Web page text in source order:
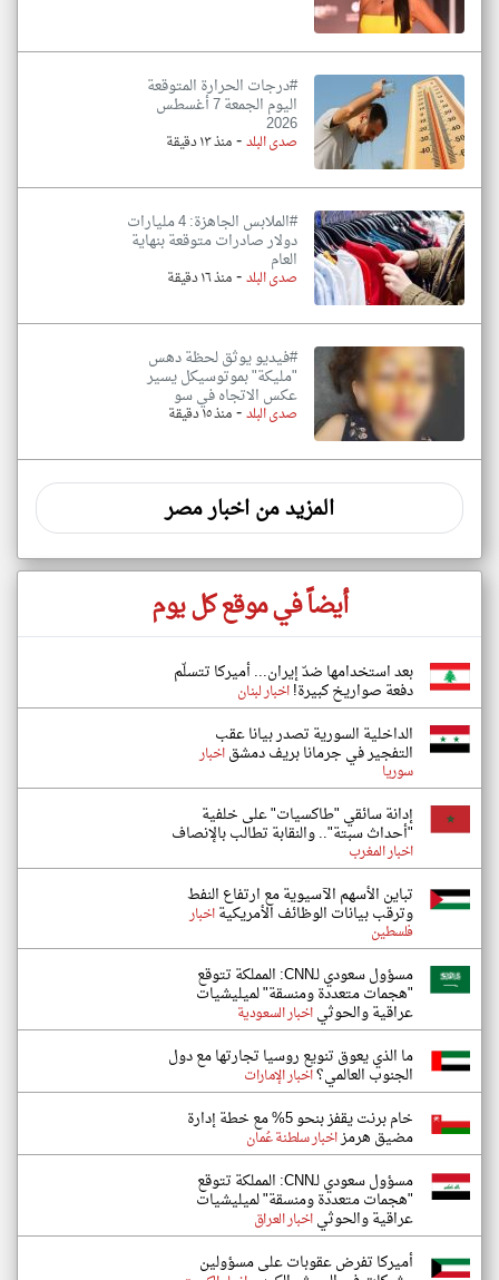
#درجات الحرارة المتوقعة
اليوم الجمعة 7 أغسطس
2026
صدى البلد-منذ ١٣ دقيقة
#الملابس الجاهزة: 4 مليارات
دولار صادرات متوقعة بنهاية
العام
صدى البلد-منذ ١٦ دقيقة
#فيديو يوثق لحظة دهس
"مليكة" بموتوسيكل يسير
عكس الاتجاه في سو
صدى البلد-منذ ١٥ دقيقة
المزيد من اخبار مصر
أيضاً في موقع كل يوم
بعد استخدامها ضدّ إيران... أميركا تتسلّم
دفعة صواريخ كبيرة!اخبار لبنان
الداخلية السورية تصدر بيانا عقب
التفجير في جرمانا بريف دمشقاخبار
سوريا
إدانة سائقي "طاكسيات" على خلفية
"أحداث سبتة".. والنقابة تطالب بالإنصاف
اخبار المغرب
تباين الأسهم الآسيوية مع ارتفاع النفط
وترقب بيانات الوظائف الأمريكيةاخبار
فلسطين
مسؤول سعودي لـCNN: المملكة تتوقع
"هجمات متعددة ومنسقة" لميليشيات
عراقية والحوثياخبار السعودية
ما الذي يعوق تنويع روسيا تجارتها مع دول
الجنوب العالمي؟اخبار الإمارات
خام برنت يقفز بنحو 5% مع خطة إدارة
مضيق هرمزاخبار سلطنة عُمان
مسؤول سعودي لـCNN: المملكة تتوقع
"هجمات متعددة ومنسقة" لميليشيات
عراقية والحوثياخبار العراق
أميركا تفرض عقوبات على مسؤولين